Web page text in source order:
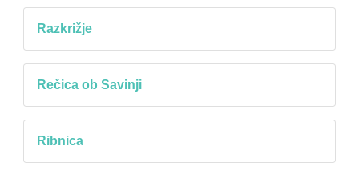
Razkrižje
Rečica ob Savinji
Ribnica